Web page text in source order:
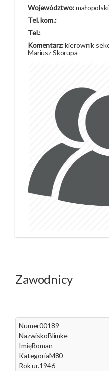
Województwo:
Tel. kom.:
Tel.:
Komentarz:kierownik
Mariusz Skorupa
Zawodnicy
Numer00189
NazwiskoBlimke
ImięRoman
KategoriaM80
Rok ur.1946